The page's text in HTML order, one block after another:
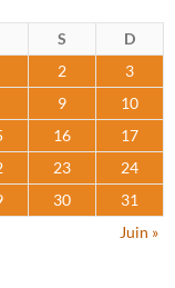
S
D
2
3
9
10
16
17
23
24
30
31
Juin »